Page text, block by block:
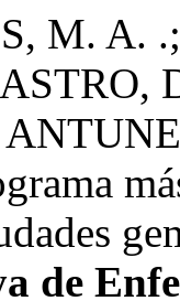
M. A.
de